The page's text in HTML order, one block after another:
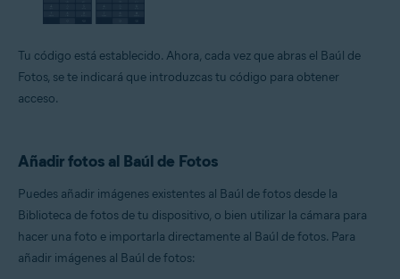
Tu código está establecido. Ahora, cada vez que abras el Baúl de
Fotos, se te indicará que introduzcas tu código para obtener
acceso.
Añadir fotos al Baúl de Fotos
Puedes añadir imágenes existentes al Baúl de fotos desde la
Biblioteca de fotos de tu dispositivo, o bien utilizar la cámara para
hacer una foto e importarla directamente al Baúl de fotos. Para
añadir imágenes al Baúl de fotos: